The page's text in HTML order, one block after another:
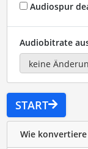
Audiospur
Audiobitrate
START
Wie konvertiere